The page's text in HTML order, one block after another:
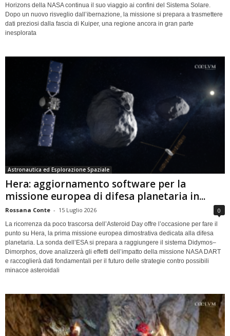
Horizons della NASA continua il suo viaggio ai confini del Sistema Solare.
Dopo un nuovo risveglio dall’ibernazione, la missione si prepara a trasmettere
dati preziosi dalla fascia di Kuiper, una regione ancora in gran parte
inesplorata
Astronautica ed Esplorazione Spaziale
Hera: aggiornamento software per la
missione europea di difesa planetaria in...
Rossana Conte - 15 Luglio 2026 0
La ricorrenza da poco trascorsa dell’Asteroid Day offre l’occasione per fare il
punto su Hera, la prima missione europea dimostrativa dedicata alla difesa
planetaria. La sonda dell’ESA si prepara a raggiungere il sistema Didymos–
Dimorphos, dove analizzerà gli effetti dell’impatto della missione NASA DART
e raccoglierà dati fondamentali per il futuro delle strategie contro possibili
minacce asteroidali